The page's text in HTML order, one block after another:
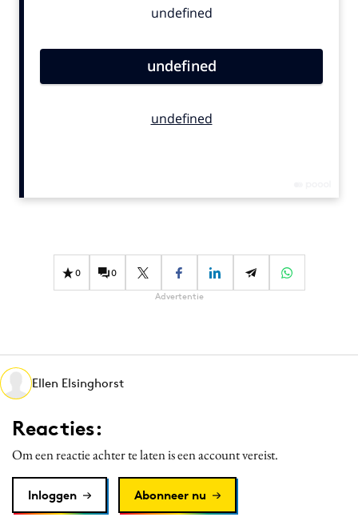
Contentmarketing
Effectiviteit
Gedragsverandering
Martech
Media
Merkstrategie
PR
Programmatic
Reputatie & crisis
0 0
Advertentie
Ellen Elsinghorst
Reacties:
Om een reactie achter te laten is een account vereist.
Inloggen Abonneer nu